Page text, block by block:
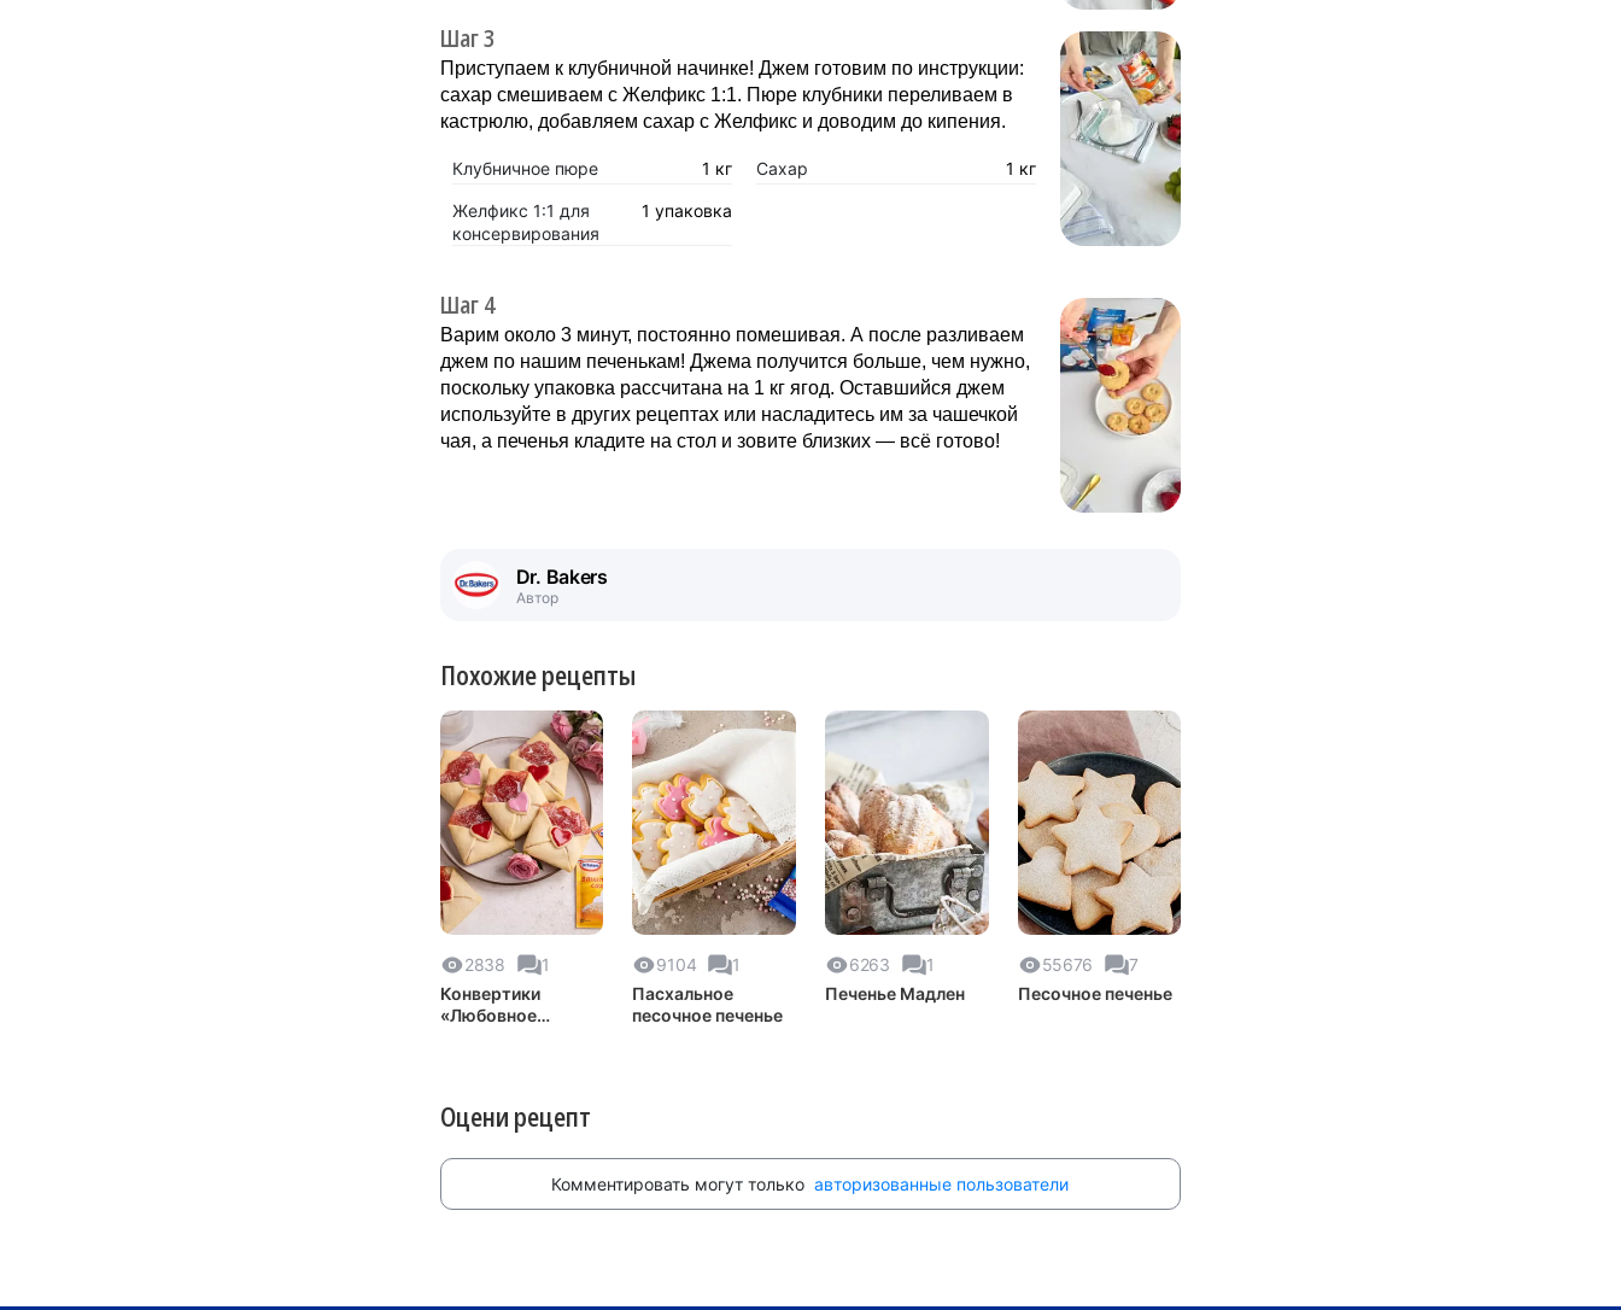
Шаг 3
Приступаем к клубничной начинке! Джем готовим по инструкции:
сахар смешиваем с Желфикс 1:1. Пюре клубники переливаем в
кастрюлю, добавляем сахар с Желфикс и доводим до кипения.
Клубничное пюре 1 кг Сахар 1 кг
Желфикс 1:1 для
консервирования
1 упаковка
Шаг 4
Варим около 3 минут, постоянно помешивая. А после разливаем
джем по нашим печенькам! Джема получится больше, чем нужно,
поскольку упаковка рассчитана на 1 кг ягод. Оставшийся джем
используйте в других рецептах или насладитесь им за чашечкой
чая, а печенья кладите на стол и зовите близких — всё готово!
Dr. Bakers
Автор
Похожие рецепты
2838
1
Конвертики
«Любовное
9104
1
Пасхальное
песочное печенье
6263
1
Печенье Мадлен
55676
7
Песочное печенье
Оцени рецепт
Комментировать могут толькоавторизованные пользователи